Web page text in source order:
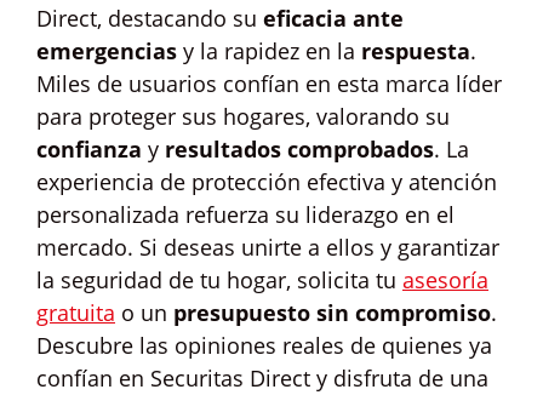
Direct, destacando su eficacia ante
emergencias y la rapidez en la respuesta.
Miles de usuarios confían en esta marca líder
para proteger sus hogares, valorando su
confianza y resultados comprobados. La
experiencia de protección efectiva y atención
personalizada refuerza su liderazgo en el
mercado. Si deseas unirte a ellos y garantizar
la seguridad de tu hogar, solicita tu asesoría
gratuita o un presupuesto sin compromiso.
Descubre las opiniones reales de quienes ya
confían en Securitas Direct y disfruta de una